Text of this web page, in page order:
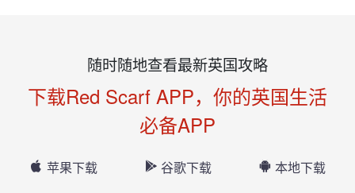
随时随地查看最新英国攻略
下载Red Scarf APP，你的英国生活
必备APP
苹果下载 谷歌下载 本地下载